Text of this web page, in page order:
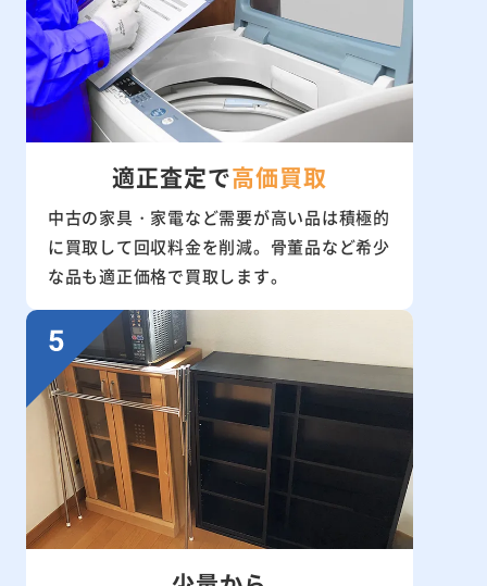
適正査定で高価買取
中古の家具・家電など需要が高い品は積極的
に買取して回収料金を削減。骨董品など希少
な品も適正価格で買取します。